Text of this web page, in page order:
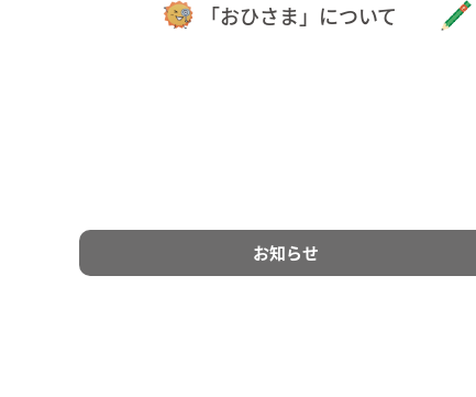
「おひさま」について
お知らせ